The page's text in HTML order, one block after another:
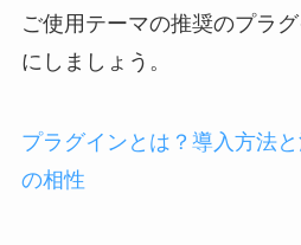
ご使用テーマの推奨のプラ
にしましょう。
プラグインとは？導入方法
の相性